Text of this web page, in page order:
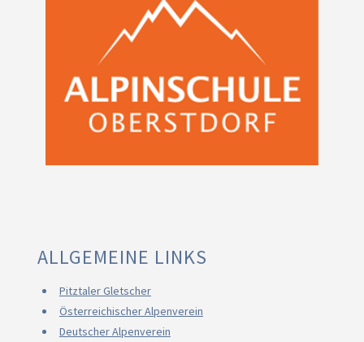
ALLGEMEINE LINKS
Pitztaler Gletscher
Österreichischer Alpenverein
Deutscher Alpenverein